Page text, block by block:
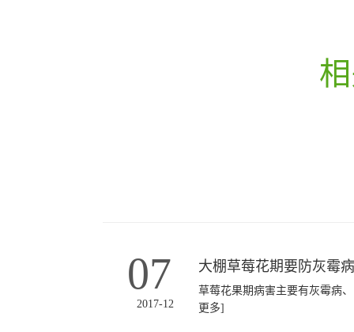
07
2017-12
大棚草莓花期要防灰霉
草莓花果期病害主要有灰霉病
更多]